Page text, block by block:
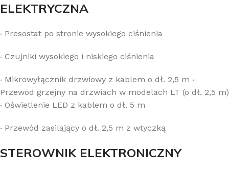
ELEKTRYCZNA
‧ Presostat po stronie wysokiego ciśnienia
‧ Czujniki wysokiego i niskiego ciśnienia
‧ Mikrowyłącznik drzwiowy z kablem o dł. 2,5 m ‧
Przewód grzejny na drzwiach w modelach LT (o dł. 2,5 m)
‧ Oświetlenie LED z kablem o dł. 5 m
‧ Przewód zasilający o dł. 2,5 m z wtyczką
STEROWNIK ELEKTRONICZNY